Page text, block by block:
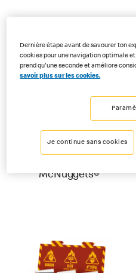
Limited Time Only
McNuggets®
Dernière étape avant de savourer ton
cookies pour une navigation optimale
prend qu'une seconde et améliore
savoir plus sur les cookies.
Je continue sans cookies